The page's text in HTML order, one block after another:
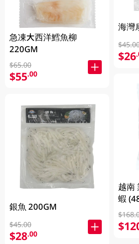
急凍大西洋鱈魚柳
220GM
$65.00
$55.00
銀魚 200GM
$45.00
$28.00
海灣
$26
越南
蝦
品牌